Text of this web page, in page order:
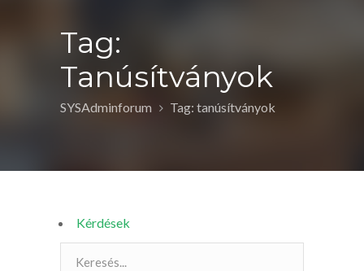
Tag:
Tanúsítványok
SYSAdminforum Tag: tanúsítványok
Kérdések